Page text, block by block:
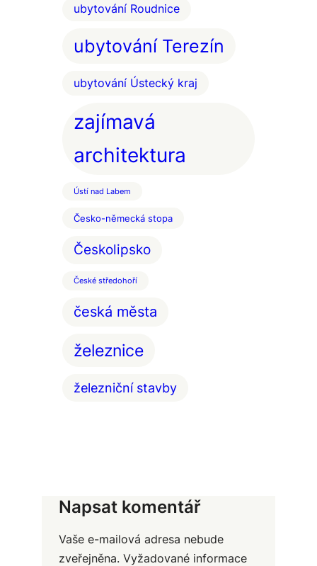
ubytování Roudnice
ubytování Terezín
ubytování Ústecký kraj
zajímavá
architektura
Ústí nad Labem
Česko-německá stopa
Českolipsko
České středohoří
česká města
železnice
železniční stavby
Napsat komentář
Vaše e-mailová adresa nebude
zveřejněna. Vyžadované informace